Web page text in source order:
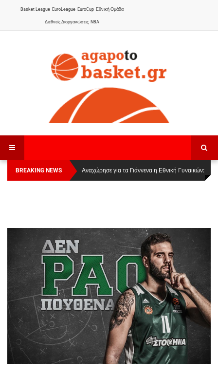
Basket League EuroLeague EuroCup Εθνική Ομάδα
Διεθνείς Διοργανώσεις NBA
BREAKING NEWS
Οι Πάνθηρες Καβάλας στην Women Basketball
League 1
Αναχώρησε για τα Γιάννενα η Εθνική Γυναικών: